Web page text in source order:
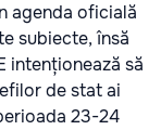
agenda oficială
subiecte, însă
intenționează să
de stat ai
23-24